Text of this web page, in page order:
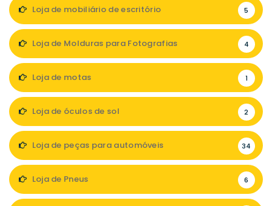
Loja de mobiliário de escritório 5
Loja de Molduras para Fotografias 4
Loja de motas 1
Loja de óculos de sol 2
Loja de peças para automóveis 34
Loja de Pneus 6